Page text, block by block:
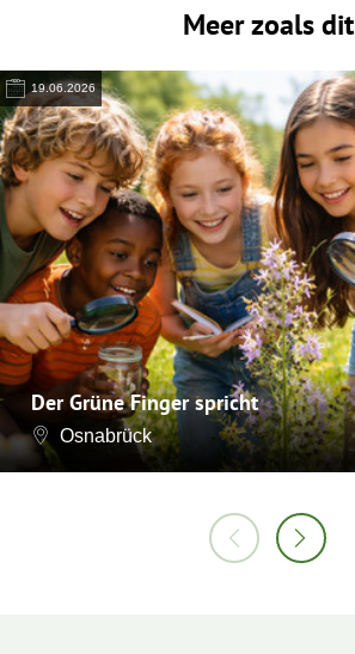
Meer zoals dit
19.06.2026
Der Grüne Finger spricht
Osnabrück